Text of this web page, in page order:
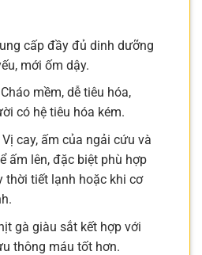
cấp đầy đủ dinh dưỡng
mới ốm dậy.
mềm, dễ tiêu hóa,
có hệ tiêu hóa kém.
cay, ấm của ngải cứu và
ấm lên, đặc biệt phù hợp
thời tiết lạnh hoặc khi cơ
gà giàu sắt kết hợp với
thông máu tốt hơn.